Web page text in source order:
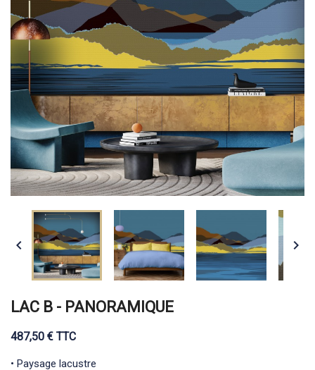
 
LAC B - PANORAMIQUE
487,50 € TTC
• Paysage lacustre